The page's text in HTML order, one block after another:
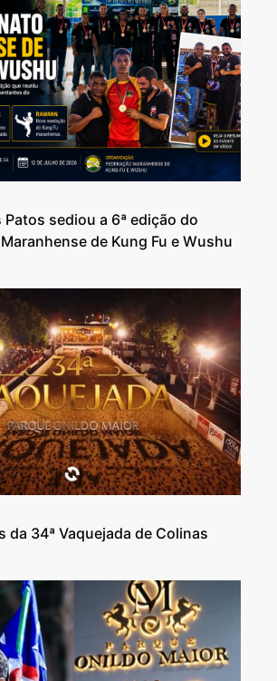
Patos sediou a 6ª edição do
de Kung Fu e Wushu
da 34ª Vaquejada de Colinas